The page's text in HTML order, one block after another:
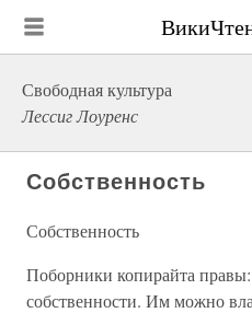
Свободная культура
Лессиг Лоуренс
Собственность
Собственность
Поборники копирайта
собственности. Им можно